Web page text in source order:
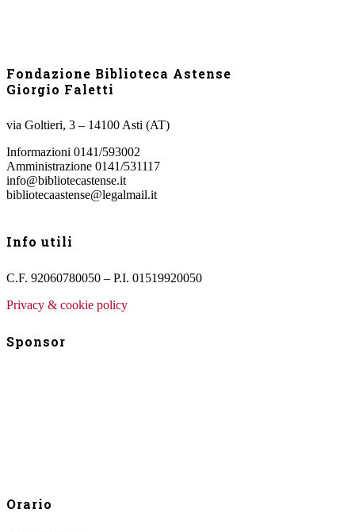
Fondazione Biblioteca Astense
Giorgio Faletti
via Goltieri, 3 – 14100 Asti (AT)
Informazioni 0141/593002
Amministrazione 0141/531117
info@bibliotecastense.it
bibliotecaastense@legalmail.it
Info utili
C.F. 92060780050 – P.I. 01519920050
Privacy & cookie policy
Sponsor
Orario